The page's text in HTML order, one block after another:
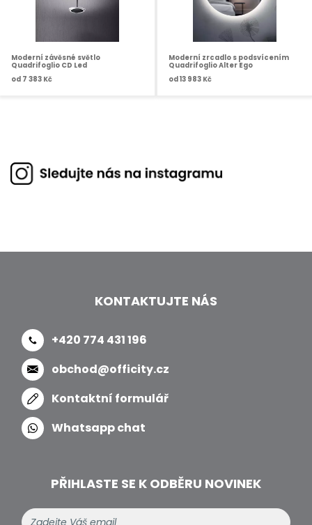
Moderní závěsné světlo
Quadrifoglio CD Led
od 7 383 Kč
Moderní zrcadlo s podsvícením
Quadrifoglio Alter Ego
od 13 983 Kč
KONTAKTUJTE NÁS
+420 774 431 196
obchod@officity.cz
Kontaktní formulář
Whatsapp chat
PŘIHLASTE SE K ODBĚRU NOVINEK